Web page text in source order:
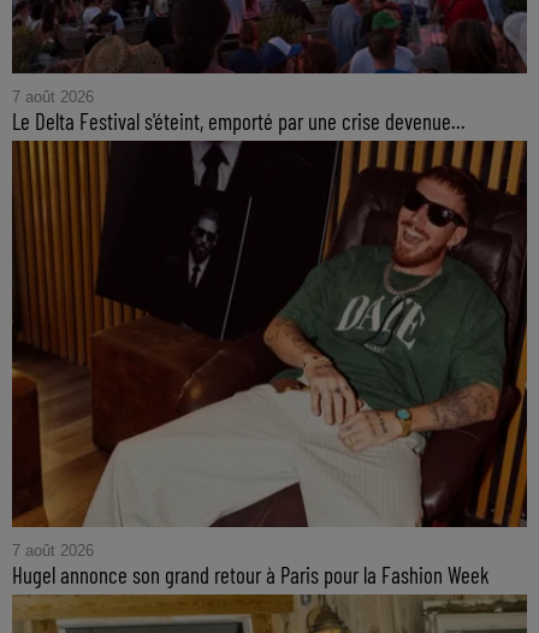
7 août 2026
Le Delta Festival s'éteint, emporté par une crise devenue...
7 août 2026
Hugel annonce son grand retour à Paris pour la Fashion Week